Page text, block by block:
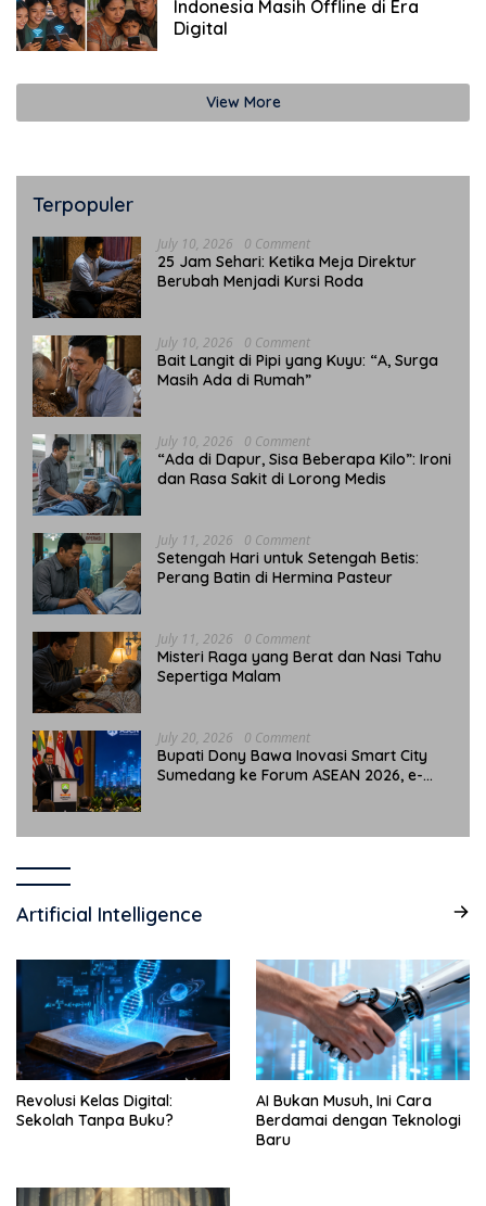
Indonesia Masih Offline di Era
Digital
View More
Terpopuler
July 10, 2026 0 Comment
25 Jam Sehari: Ketika Meja Direktur
Berubah Menjadi Kursi Roda
July 10, 2026 0 Comment
Bait Langit di Pipi yang Kuyu: “A, Surga
Masih Ada di Rumah”
July 10, 2026 0 Comment
“Ada di Dapur, Sisa Beberapa Kilo”: Ironi
dan Rasa Sakit di Lorong Medis
July 11, 2026 0 Comment
Setengah Hari untuk Setengah Betis:
Perang Batin di Hermina Pasteur
July 11, 2026 0 Comment
Misteri Raga yang Berat dan Nasi Tahu
Sepertiga Malam
July 20, 2026 0 Comment
Bupati Dony Bawa Inovasi Smart City
Sumedang ke Forum ASEAN 2026, e-
Artificial Intelligence
Revolusi Kelas Digital:
Sekolah Tanpa Buku?
AI Bukan Musuh, Ini Cara
Berdamai dengan Teknologi
Baru